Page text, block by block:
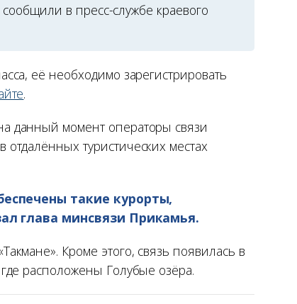
в пресс-службе краевого
её необходимо зарегистрировать
.
данный момент операторы связи
отдалённых туристических местах
такие курорты,
глава минсвязи Прикамья.
Кроме этого, связь появилась в
расположены Голубые озёра.